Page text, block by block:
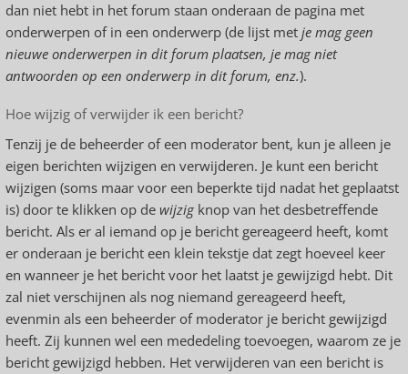
dan niet hebt in het forum staan onderaan de pagina met
onderwerpen of in een onderwerp (de lijst met je mag geen
nieuwe onderwerpen in dit forum plaatsen, je mag niet
antwoorden op een onderwerp in dit forum, enz.).
Hoe wijzig of verwijder ik een bericht?
Tenzij je de beheerder of een moderator bent, kun je alleen je
eigen berichten wijzigen en verwijderen. Je kunt een bericht
wijzigen (soms maar voor een beperkte tijd nadat het geplaatst
is) door te klikken op de wijzig knop van het desbetreffende
bericht. Als er al iemand op je bericht gereageerd heeft, komt
er onderaan je bericht een klein tekstje dat zegt hoeveel keer
en wanneer je het bericht voor het laatst je gewijzigd hebt. Dit
zal niet verschijnen als nog niemand gereageerd heeft,
evenmin als een beheerder of moderator je bericht gewijzigd
heeft. Zij kunnen wel een mededeling toevoegen, waarom ze je
bericht gewijzigd hebben. Het verwijderen van een bericht is